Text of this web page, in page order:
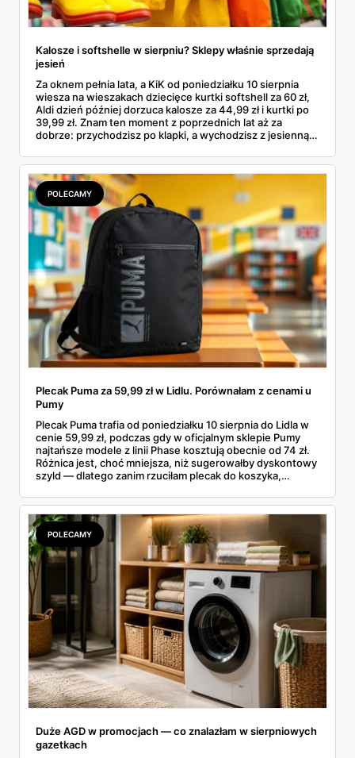
Kalosze i softshelle w sierpniu? Sklepy właśnie sprzedają
jesień
Za oknem pełnia lata, a KiK od poniedziałku 10 sierpnia
wiesza na wieszakach dziecięce kurtki softshell za 60 zł,
Aldi dzień później dorzuca kalosze za 44,99 zł i kurtki po
39,99 zł. Znam ten moment z poprzednich lat aż za
dobrze: przychodzisz po klapki, a wychodzisz z jesienną
pojawi się w gazetkach w przyszłym tygodniu i czy jest
sens kupować jesień, zanim skończą się wakacje.
POLECAMY
Plecak Puma za 59,99 zł w Lidlu. Porównałam z cenami u
Pumy
Plecak Puma trafia od poniedziałku 10 sierpnia do Lidla w
cenie 59,99 zł, podczas gdy w oficjalnym sklepie Pumy
najtańsze modele z linii Phase kosztują obecnie od 74 zł.
Różnica jest, choć mniejsza, niż sugerowałby dyskontowy
szyld — dlatego zanim rzuciłam plecak do koszyka,
rozpiska: co dokładnie sprzedaje Lidl, ile kosztują
odpowiedniki u producenta i komu ten zakup naprawdę
się opłaci.
POLECAMY
Duże AGD w promocjach — co znalazłam w sierpniowych
gazetkach